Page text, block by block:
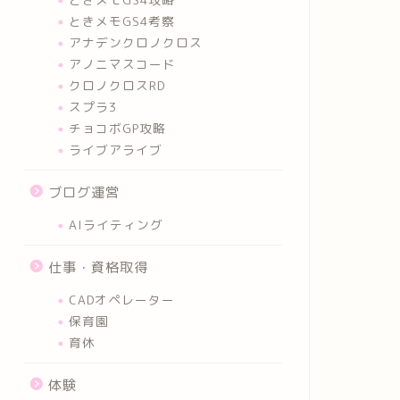
ときメモGS4考察
アナデンクロノクロス
アノニマスコード
クロノクロスRD
スプラ3
チョコボGP攻略
ライブアライブ
ブログ運営
AIライティング
仕事・資格取得
CADオペレーター
保育園
育休
体験